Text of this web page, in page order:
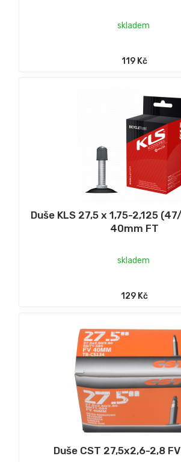
skladem
119 Kč
Duše KLS 27,5 x 1,75-2,125
40mm FT
skladem
129 Kč
Duše CST 27,5x2,6-2,8